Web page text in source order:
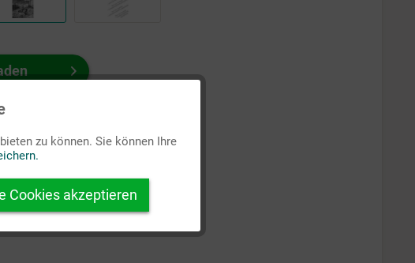
Inaktiv
zu können. Sie können Ihre
Cookies akzeptieren